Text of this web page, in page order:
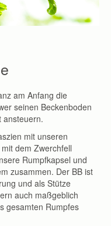
am Anfang die
seinen Beckenboden
ansteuern.
mit unseren
dem Zwerchfell
Rumpfkapsel und
zusammen. Der BB ist
und als Stütze
auch maßgeblich
gesamten Rumpfes